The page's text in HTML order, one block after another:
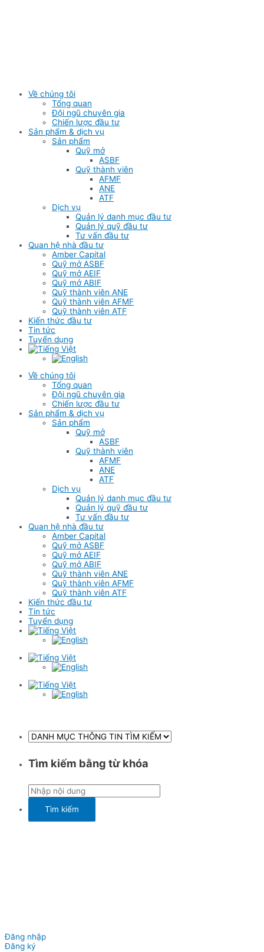
Về chúng tôi
Tổng quan
Đội ngũ chuyên gia
Chiến lược đầu tư
Sản phẩm & dịch vụ
Sản phẩm
Quỹ mở
ASBF
Quỹ thành viên
AFMF
ANE
ATF
Dịch vụ
Quản lý danh mục đầu tư
Quản lý quỹ đầu tư
Tư vấn đầu tư
Quan hệ nhà đầu tư
Amber Capital
Quỹ mở ASBF
Quỹ mở AEIF
Quỹ mở ABIF
Quỹ thành viên ANE
Quỹ thành viên AFMF
Quỹ thành viên ATF
Kiến thức đầu tư
Tin tức
Tuyển dụng
Về chúng tôi
Tổng quan
Đội ngũ chuyên gia
Chiến lược đầu tư
Sản phẩm & dịch vụ
Sản phẩm
Quỹ mở
ASBF
Quỹ thành viên
AFMF
ANE
ATF
Dịch vụ
Quản lý danh mục đầu tư
Quản lý quỹ đầu tư
Tư vấn đầu tư
Quan hệ nhà đầu tư
Amber Capital
Quỹ mở ASBF
Quỹ mở AEIF
Quỹ mở ABIF
Quỹ thành viên ANE
Quỹ thành viên AFMF
Quỹ thành viên ATF
Kiến thức đầu tư
Tin tức
Tuyển dụng
Tìm kiếm bằng từ khóa
Đăng nhập
Đăng ký